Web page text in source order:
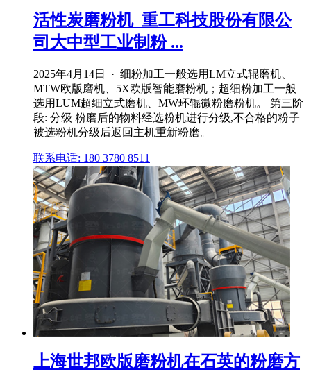
活性炭磨粉机_重工科技股份有限公
司大中型工业制粉 ...
2025年4月14日 · 细粉加工一般选用LM立式辊磨机、
MTW欧版磨机、5X欧版智能磨粉机；超细粉加工一般
选用LUM超细立式磨机、MW环辊微粉磨粉机。 第三阶
段: 分级 粉磨后的物料经选粉机进行分级,不合格的粉子
被选粉机分级后返回主机重新粉磨。
联系电话: 180 3780 8511
上海世邦欧版磨粉机在石英的粉磨方